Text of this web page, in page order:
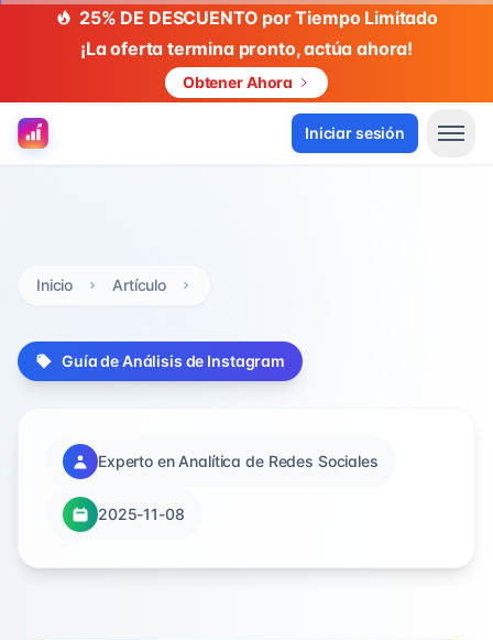
25% DE DESCUENTO por Tiempo Limitado
¡La oferta termina pronto, actúa ahora!
Obtener Ahora
Iniciar sesión
Inicio Artículo
Guía de Análisis de Instagram
Experto en Analítica de Redes Sociales
2025-11-08